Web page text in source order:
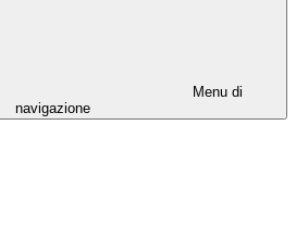
Menu di
navigazione